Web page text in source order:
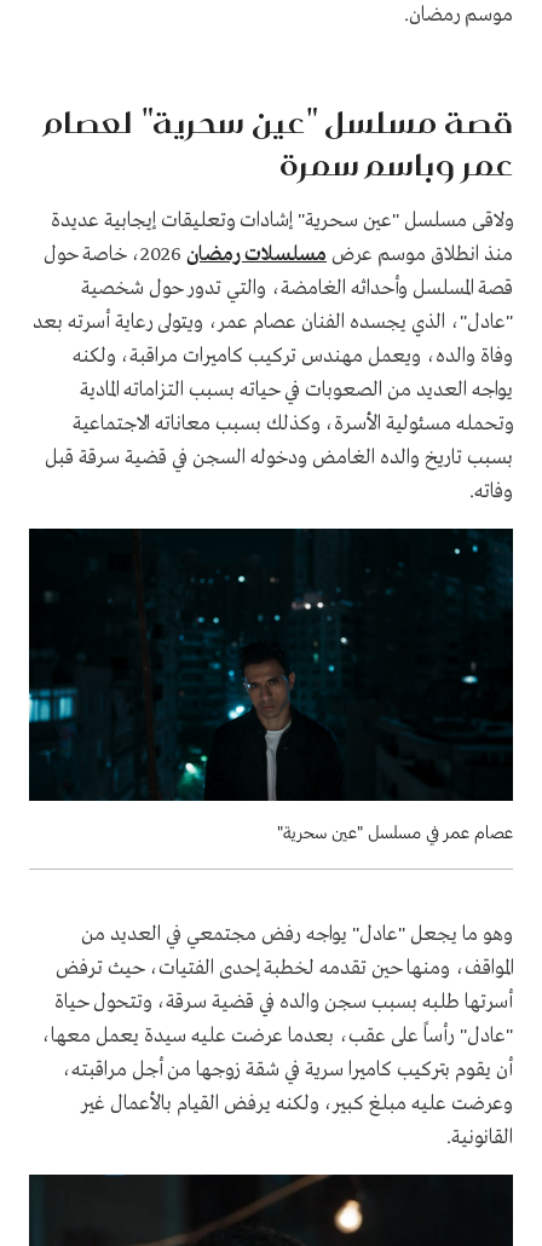
موسم رمضان.
قصة مسلسل "عين سحرية" لعصام
عمر وباسم سمرة
ولاقى مسلسل "عين سحرية" إشادات وتعليقات إيجابية عديدة
منذ انطلاق موسم عرض مسلسلات رمضان
2026، خاصة حول
قصة المسلسل وأحداثه الغامضة، والتي تدور حول شخصية
"عادل"، الذي يجسده الفنان عصام عمر، ويتولى رعاية أسرته بعد
وفاة والده، ويعمل مهندس تركيب كاميرات مراقبة، ولكنه
يواجه العديد من الصعوبات في حياته بسبب التزاماته المادية
وتحمله مسئولية الأسرة، وكذلك بسبب معاناته الاجتماعية
بسبب تاريخ والده الغامض ودخوله السجن في قضية سرقة قبل
وفاته.
عصام عمر في مسلسل "عين سحرية"
وهو ما يجعل "عادل" يواجه رفض مجتمعي في العديد من
المواقف، ومنها حين تقدمه لخطبة إحدى الفتيات، حيث ترفض
أسرتها طلبه بسبب سجن والده في قضية سرقة، وتتحول حياة
"عادل" رأساً على عقب، بعدما عرضت عليه سيدة يعمل معها،
أن يقوم بتركيب كاميرا سرية في شقة زوجها من أجل مراقبته،
وعرضت عليه مبلغ كبير، ولكنه يرفض القيام بالأعمال غير
القانونية.